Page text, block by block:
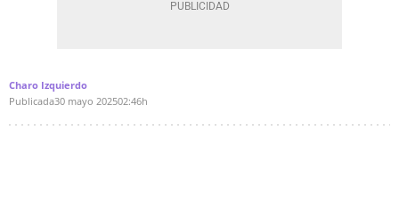
Charo Izquierdo
Publicada30 mayo 202502:46h